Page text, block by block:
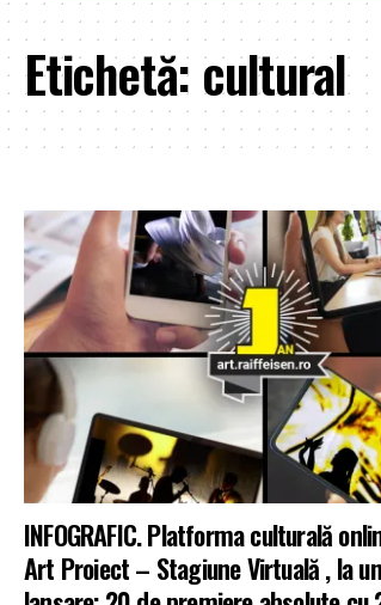
Etichetă: cultural
INFOGRAFIC. Platforma culturală
Art Proiect – Stagiune Virtuală , la